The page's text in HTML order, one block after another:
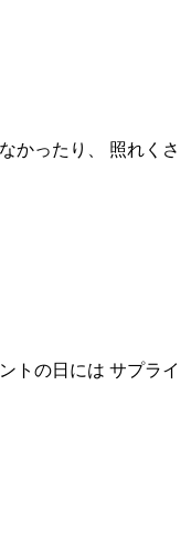
かったり、 照れくさ
トの日には サプライ